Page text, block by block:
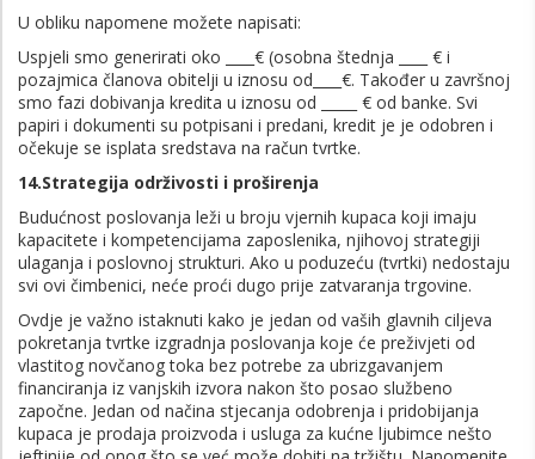
U obliku napomene možete napisati:
Uspjeli smo generirati oko ____€ (osobna štednja ____ € i
pozajmica članova obitelji u iznosu od____€. Također u završnoj
smo fazi dobivanja kredita u iznosu od _____ € od banke. Svi
papiri i dokumenti su potpisani i predani, kredit je je odobren i
očekuje se isplata sredstava na račun tvrtke.
14.Strategija održivosti i proširenja
Budućnost poslovanja leži u broju vjernih kupaca koji imaju
kapacitete i kompetencijama zaposlenika, njihovoj strategiji
ulaganja i poslovnoj strukturi. Ako u poduzeću (tvrtki) nedostaju
svi ovi čimbenici, neće proći dugo prije zatvaranja trgovine.
Ovdje je važno istaknuti kako je jedan od vaših glavnih ciljeva
pokretanja tvrtke izgradnja poslovanja koje će preživjeti od
vlastitog novčanog toka bez potrebe za ubrizgavanjem
financiranja iz vanjskih izvora nakon što posao službeno
započne. Jedan od načina stjecanja odobrenja i pridobijanja
kupaca je prodaja proizvoda i usluga za kućne ljubimce nešto